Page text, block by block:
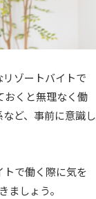
ゾートバイトで
おくと無理なく働
ど、事前に意識し
で働く際に気を
ましょう。